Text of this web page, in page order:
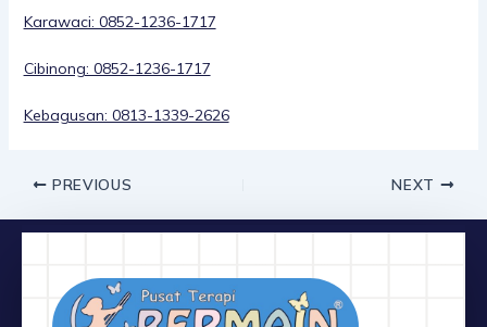
Karawaci: 0852-1236-1717
Cibinong: 0852-1236-1717
Kebagusan: 0813-1339-2626
PREVIOUS NEXT